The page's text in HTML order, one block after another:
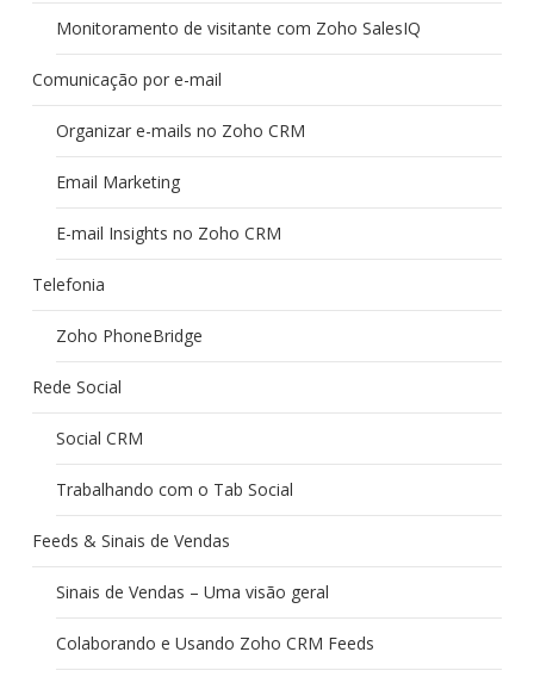
Monitoramento de visitante com Zoho SalesIQ
Comunicação por e-mail
Organizar e-mails no Zoho CRM
Email Marketing
E-mail Insights no Zoho CRM
Telefonia
Zoho PhoneBridge
Rede Social
Social CRM
Trabalhando com o Tab Social
Feeds & Sinais de Vendas
Sinais de Vendas – Uma visão geral
Colaborando e Usando Zoho CRM Feeds